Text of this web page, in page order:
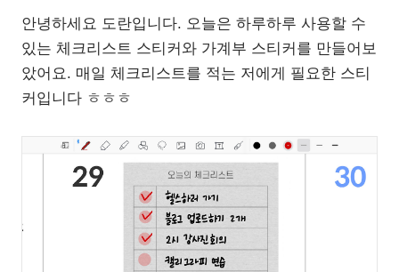
안녕하세요 도란입니다. 오늘은 하루하루 사용할 수
있는 체크리스트 스티커와 가계부 스티커를 만들어보
았어요. 매일 체크리스트를 적는 저에게 필요한 스티
커입니다 ㅎㅎㅎ